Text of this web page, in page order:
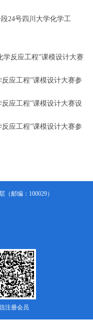
24号四川大学化学工
学反应工程”课模设计大赛
应工程”课模设计大赛参
应工程”课模设计大赛设
应工程”课模设计大赛参
邮编：100029）
注册会员